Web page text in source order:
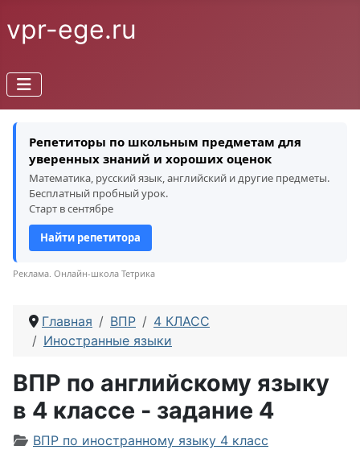
vpr-ege.ru
Репетиторы по школьным предметам для
уверенных знаний и хороших оценок
Математика, русский язык, английский и другие предметы.
Бесплатный пробный урок.
Старт в сентябре
Найти репетитора
Реклама. Онлайн-школа Тетрика
Главная ВПР
4 КЛАСС
Иностранные языки
ВПР по английскому языку
в 4 классе - задание 4
Информация о материале
ВПР по иностранному языку 4 класс